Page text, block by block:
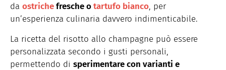
da ostrichefresche otartufo bianco, per
un’esperienza culinaria davvero indimenticabile.
La ricetta del risotto allo champagne può essere
personalizzata secondo i gusti personali,
permettendo di sperimentare con varianti e